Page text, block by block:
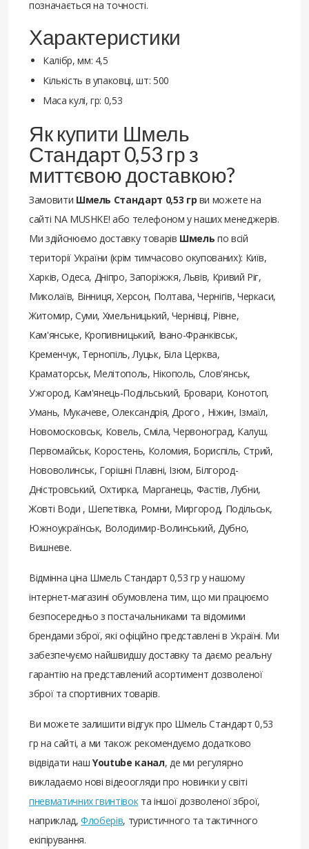
позначається на точності.
Характеристики
Калібр, мм: 4,5
Кількість в упаковці, шт: 500
Маса кулі, гр: 0,53
Як купити Шмель
Стандарт 0,53 гр з
миттєвою доставкою?
Замовити Шмель Стандарт 0,53 гр ви можете на
сайті NA MUSHKE! або телефоном у наших менеджерів.
Ми здійснюємо доставку товарів Шмель по всій
території України (крім тимчасово окупованих): Київ,
Харків, Одеса, Дніпро, Запоріжжя, Львів, Кривий Ріг,
Миколаїв, Вінниця, Херсон, Полтава, Чернігів, Черкаси,
Житомир, Суми, Хмельницький, Чернівці, Рівне,
Кам'янське, Кропивницький, Івано-Франківськ,
Кременчук, Тернопіль, Луцьк, Біла Церква,
Краматорськ, Мелітополь, Нікополь, Слов'янськ,
Ужгород, Кам'янець-Подільський, Бровари, Конотоп,
Умань, Мукачеве, Олександрія, Дрого , Ніжин, Ізмаїл,
Новомосковськ, Ковель, Сміла, Червоноград, Калуш,
Первомайськ, Коростень, Коломия, Бориспіль, Стрий,
Нововолинськ, Горішні Плавні, Ізюм, Білгород-
Дністровський, Охтирка, Марганець, Фастів, Лубни,
Жовті Води , Шепетівка, Ромни, Миргород, Подільськ,
Южноукраїнськ, Володимир-Волинський, Дубно,
Вишневе.
Відмінна ціна Шмель Стандарт 0,53 гр у нашому
інтернет-магазині обумовлена ​​тим, що ми працюємо
безпосередньо з постачальниками та відомими
брендами зброї, які офіційно представлені в Україні. Ми
забезпечуємо найшвидшу доставку та даємо реальну
гарантію на представлений асортимент дозволеної
зброї та спортивних товарів.
Ви можете залишити відгук про Шмель Стандарт 0,53
гр на сайті, а ми також рекомендуємо додатково
відвідати нашYoutube канал, де ми регулярно
викладаємо нові відеоогляди про новинки у світі
пневматичних гвинтівокта іншої дозволеної зброї,
наприклад,Флоберів, туристичного та тактичного
екіпірування.